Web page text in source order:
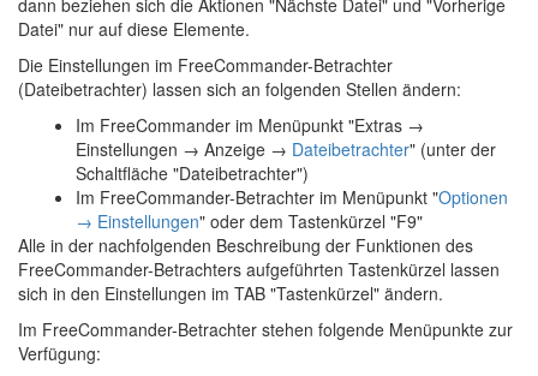
dann beziehen sich die Aktionen "Nächste Datei" und "Vorherige
Datei" nur auf diese Elemente.
Die Einstellungen im FreeCommander-Betrachter
(Dateibetrachter) lassen sich an folgenden Stellen ändern:
Im FreeCommander im Menüpunkt "Extras →
Einstellungen → Anzeige → Dateibetrachter" (unter der
Schaltfläche "Dateibetrachter")
Im FreeCommander-Betrachter im Menüpunkt "Optionen
→ Einstellungen" oder dem Tastenkürzel "F9"
Alle in der nachfolgenden Beschreibung der Funktionen des
FreeCommander-Betrachters aufgeführten Tastenkürzel lassen
sich in den Einstellungen im TAB "Tastenkürzel" ändern.
Im FreeCommander-Betrachter stehen folgende Menüpunkte zur
Verfügung: